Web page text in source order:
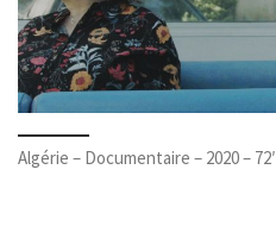
Algérie – Documentaire – 2020 – 72′